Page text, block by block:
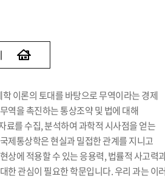
이론의 토대를 바탕으로 무역이라는 경제
역을 촉진하는 통상조약 및 법에 대해
료를 수집, 분석하여 과학적 시사점을 얻는
제통상학은 현실과 밀접한 관계를 지니고
상에 적용할 수 있는 응용력, 법률적 사고력
한 관심이 필요한 학문입니다. 우리 과는 이